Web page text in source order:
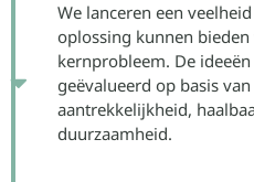
We lanceren een
oplossing kunnen
kernprobleem. De
geëvalueerd op basis
aantrekkelijkheid,
duurzaamheid.